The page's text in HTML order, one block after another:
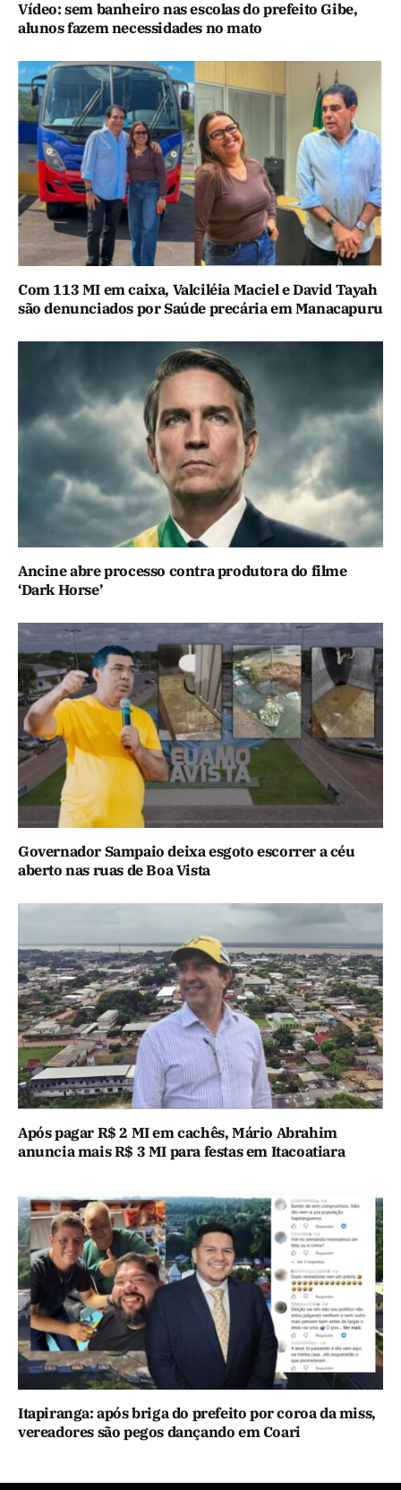
Vídeo: sem banheiro nas escolas do prefeito Gibe,
alunos fazem necessidades no mato
Com 113 MI em caixa, Valciléia Maciel e David Tayah
são denunciados por Saúde precária em Manacapuru
Ancine abre processo contra produtora do filme
‘Dark Horse’
Governador Sampaio deixa esgoto escorrer a céu
aberto nas ruas de Boa Vista
Após pagar R$ 2 MI em cachês, Mário Abrahim
anuncia mais R$ 3 MI para festas em Itacoatiara
Itapiranga: após briga do prefeito por coroa da miss,
vereadores são pegos dançando em Coari